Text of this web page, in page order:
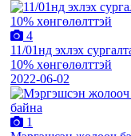
4
11/01нд эхлэх
10% хөнгөлөлттэй
2022-06-02
1